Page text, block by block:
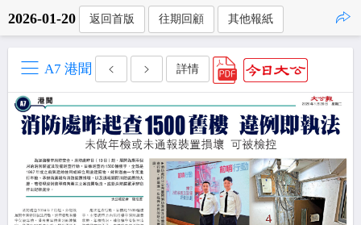
2026-01-20 返回首版 往期回顧 其他報紙
A7 港聞 詳情